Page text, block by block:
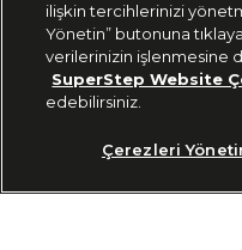
Bizi Takip Edin
ilişkin tercihlerinizi
Yönetin” butonuna
verilerinizin işlenmesine
SuperStep Website
edebilirsiniz.
Çerezleri